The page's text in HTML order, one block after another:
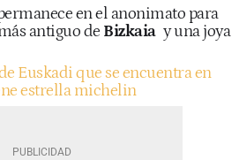
en el anonimato para
antiguo de Bizkaia y una joya
Euskadi que se encuentra en
estrella michelin